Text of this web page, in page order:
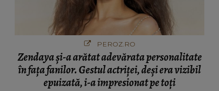
PEROZ.RO
Zendaya și-a arătat adevărata personalitate
în fața fanilor. Gestul actriței, deși era vizibil
epuizată, i-a impresionat pe toți